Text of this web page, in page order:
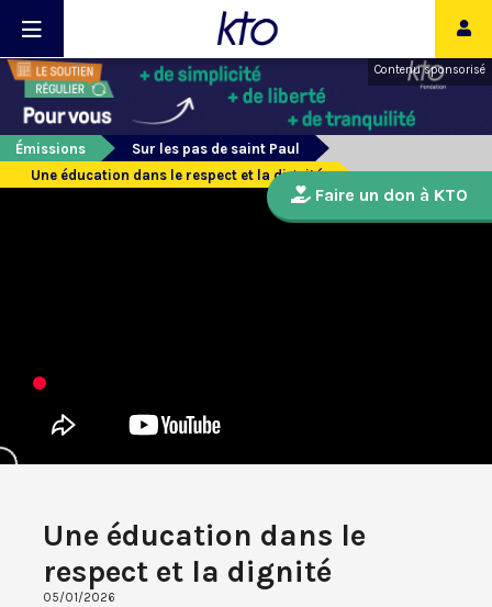
Contenu sponsorisé
Émissions
Sur les pas de saint Paul
Une éducation dans le respect et la dignité
Une éducation dans le
respect et la dignité
05/01/2026
Faire un don à KTO